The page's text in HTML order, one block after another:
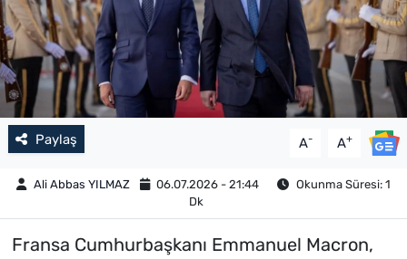
Paylaş A- A+
Ali Abbas YILMAZ 06.07.2026 - 21:44
Okunma Süresi: 1
Dk
Fransa Cumhurbaşkanı Emmanuel Macron,